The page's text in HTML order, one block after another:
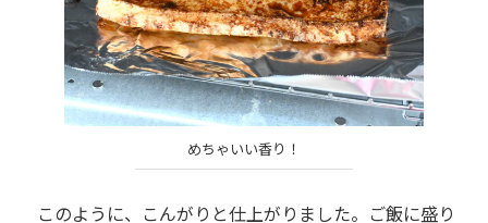
めちゃいい香り！
このように、こんがりと仕上がりました。ご飯に盛り